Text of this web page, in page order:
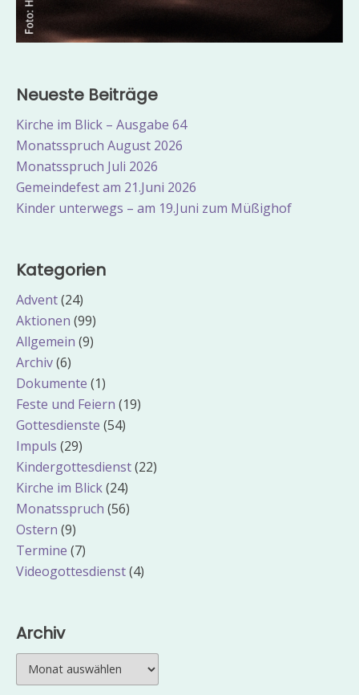
Neueste Beiträge
Kirche im Blick – Ausgabe 64
Monatsspruch August 2026
Monatsspruch Juli 2026
Gemeindefest am 21.Juni 2026
Kinder unterwegs – am 19.Juni zum Müßighof
Kategorien
Advent(24)
Aktionen (99)
Allgemein (9)
Archiv(6)
Dokumente (1)
Feste und Feiern (19)
Gottesdienste (54)
Impuls (29)
Kindergottesdienst(22)
Kirche im Blick(24)
Monatsspruch (56)
Ostern (9)
Termine (7)
Videogottesdienst(4)
Archiv
Archiv